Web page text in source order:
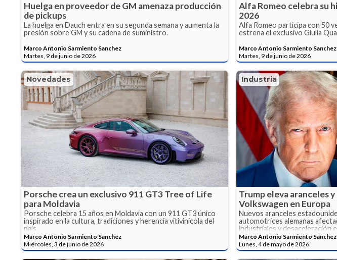
Huelga en proveedor de GM amenaza producción
de pickups
La huelga en Dauch entra en su segunda semana y aumenta la
presión sobre GM y su cadena de suministro.
Marco Antonio Sarmiento Sanchez
Martes, 9 de junio de 2026
Alfa Romeo celebra su
2026
Alfa Romeo participa con 50
estrena el exclusivo Giulia
Marco Antonio Sarmiento Sanchez
Martes, 9 de junio de 2026
Novedades
Porsche crea un exclusivo 911 GT3 Tree of Life
para Moldavia
Porsche celebra 15 años en Moldavia con un 911 GT3 único
inspirado en la cultura, tradiciones y herencia vitivinícola del
país.
Marco Antonio Sarmiento Sanchez
Miércoles, 3 de junio de 2026
Industria
Trump eleva aranceles
Volkswagen en Europa
Nuevos aranceles
automotrices alemanas
industriales y desaceleración
Marco Antonio Sarmiento Sanchez
Lunes, 4 de mayo de 2026